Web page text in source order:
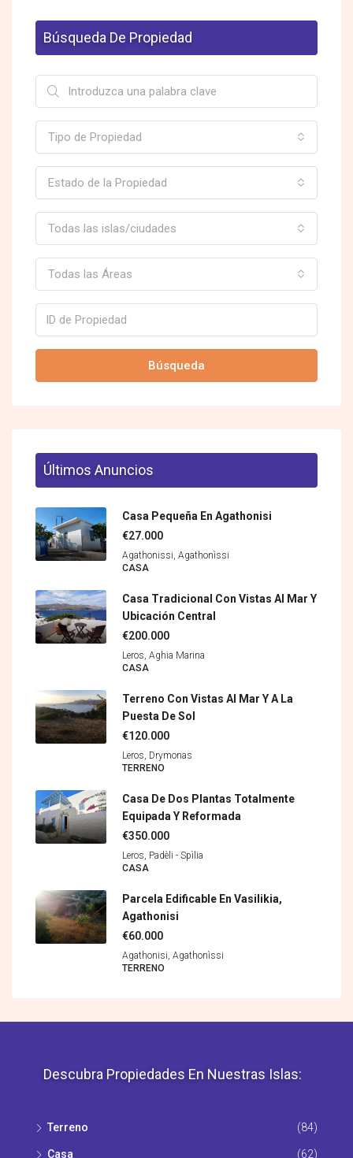
Búsqueda De Propiedad
Tipo de Propiedad
Estado de la Propiedad
Todas las islas/ciudades
Todas las Áreas
Búsqueda
Últimos Anuncios
Casa Pequeña En Agathonisi
€27.000
Agathonissi, Agathonìssi
CASA
Casa Tradicional Con Vistas Al Mar Y
Ubicación Central
€200.000
Leros, Aghia Marina
CASA
Terreno Con Vistas Al Mar Y A La
Puesta De Sol
€120.000
Leros, Drymonas
TERRENO
Casa De Dos Plantas Totalmente
Equipada Y Reformada
€350.000
Leros, Padèli - Spìlia
CASA
Parcela Edificable En Vasilikia,
Agathonisi
€60.000
Agathonisi, Agathonìssi
TERRENO
Descubra Propiedades En Nuestras Islas:
Terreno (84)
Casa (62)